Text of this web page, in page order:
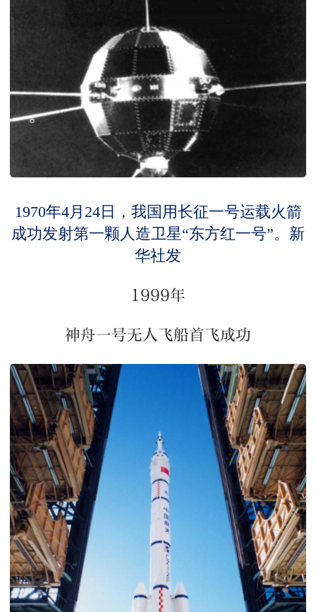
1970年4月24日，我国用长征一号运载火箭
成功发射第一颗人造卫星“东方红一号”。新
华社发
1999年
神舟一号无人飞船首飞成功